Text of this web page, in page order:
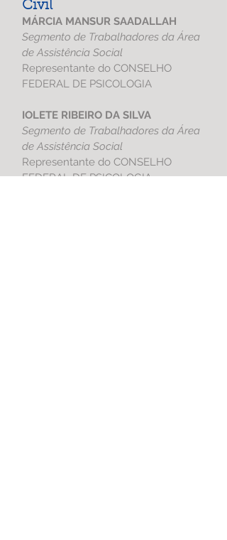
Civil
MÁRCIA MANSUR SAADALLAH
Segmento de Trabalhadores da Área
de Assistência Social
Representante do CONSELHO
FEDERAL DE PSICOLOGIA
IOLETE RIBEIRO DA SILVA
Segmento de Trabalhadores da Área
de Assistência Social
Representante do CONSELHO
FEDERAL DE PSICOLOGIA